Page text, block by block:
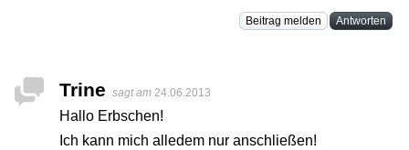
Beitrag melden Antworten
Trine sagt am 24.06.2013
Hallo Erbschen!
Ich kann mich alledem nur anschließen!